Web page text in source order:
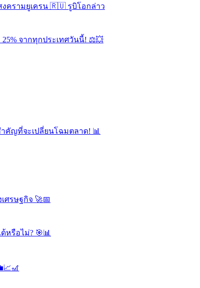
รามยูเครน
รูบิโอกล่าว
25% จากทุกประเทศวันนี้!
ำคัญที่จะเปลี่ยนโฉมตลาด!
เศรษฐกิจ
ด้หรือไม่?